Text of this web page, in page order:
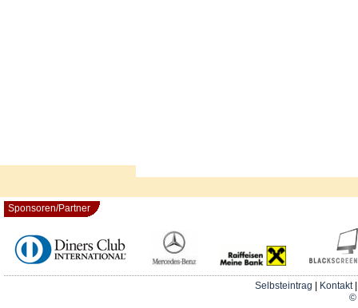
Sponsoren/Partner
Selbsteintrag Kontakt
©